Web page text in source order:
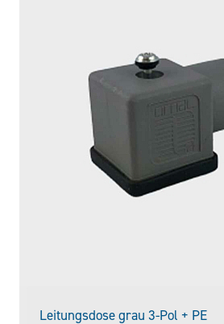
Leitungsdose grau 3-Pol + PE